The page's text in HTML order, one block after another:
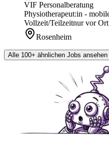
VIF Personalberatung
Physiotherapeut:in -
Vollzeit/Teilzeitnur vor Ort
Rosenheim
Alle 100+ ähnlichen Jobs ansehen